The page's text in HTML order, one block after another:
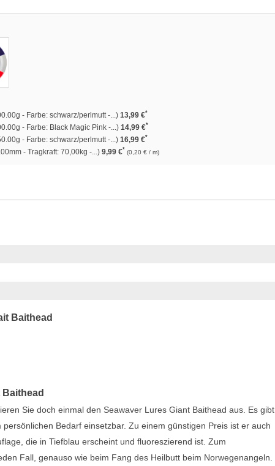
- Farbe: schwarz/perlmutt -...) 13,99 €*
- Farbe: Black Magic Pink -...) 14,99 €*
- Farbe: schwarz/perlmutt -...) 16,99 €*
- Tragkraft: 70,00kg -...) 9,99 €* (0,20 € / m)
Baithead
Sie doch einmal den Seawaver Lures Giant Baithead aus. Es gibt
Bedarf einsetzbar. Zu einem günstigen Preis ist er auch
die in Tiefblau erscheint und fluoreszierend ist. Zum
Fall, genauso wie beim Fang des Heilbutt beim Norwegenangeln.